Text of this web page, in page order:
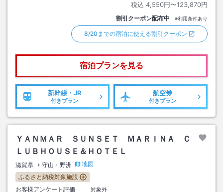
税込 4,550円〜123,870円
割引クーポン配布中 ※利用条件あり
8/20までの宿泊に使える割引クーポン
宿泊プランを見る
新幹線・JR
付きプラン
航空券
付きプラン
ＹＡＮＭＡＲ ＳＵＮＳＥＴ ＭＡＲＩＮＡ Ｃ
ＬＵＢＨＯＵＳＥ＆ＨＯＴＥＬ
滋賀県 守山・野洲
地図
ふるさと納税対象施設
お客様アンケート評価
対象外